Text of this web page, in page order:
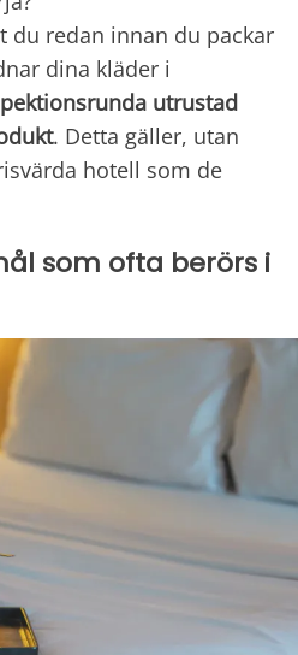
du redan innan du packar
dina kläder i
utrustad
. Detta gäller, utan
hotell som de
som ofta berörs i